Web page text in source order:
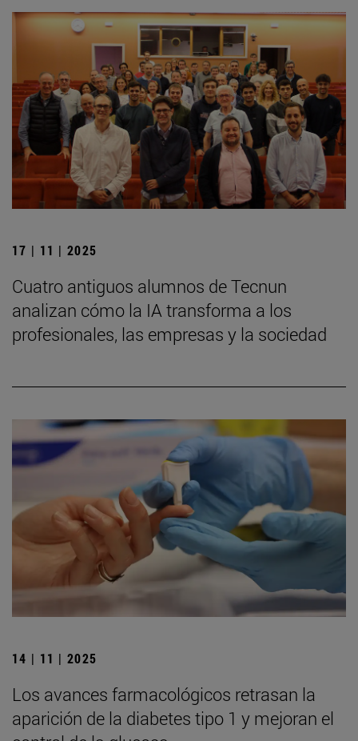
17 | 11 | 2025
Cuatro antiguos alumnos de Tecnun
analizan cómo la IA transforma a los
profesionales, las empresas y la sociedad
14 | 11 | 2025
Los avances farmacológicos retrasan la
aparición de la diabetes tipo 1 y mejoran el